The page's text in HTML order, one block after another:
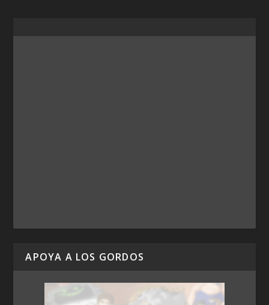
APOYA A LOS GORDOS